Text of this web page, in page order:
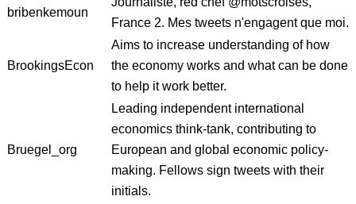
bribenkemoun
France 2. Mes tweets n'engagent que moi.
BrookingsEcon
Aims to increase understanding of how
the economy works and what can be done
to help it work better.
Bruegel_org
Leading independent international
economics think-tank, contributing to
European and global economic policy-
making. Fellows sign tweets with their
initials.